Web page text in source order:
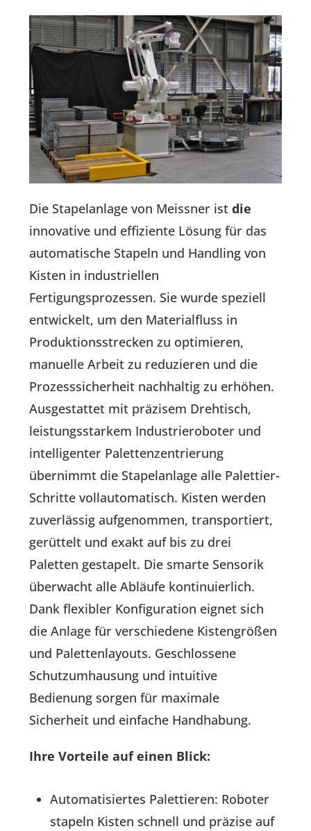
Die Stapelanlage von Meissner istdie
innovative und effiziente Lösung für das
automatische Stapeln und Handling von
Kisten in industriellen
Fertigungsprozessen. Sie wurde speziell
entwickelt, um den Materialfluss in
Produktionsstrecken zu optimieren,
manuelle Arbeit zu reduzieren und die
Prozesssicherheit nachhaltig zu erhöhen.
Ausgestattet mit präzisem Drehtisch,
leistungsstarkem Industrieroboter und
intelligenter Palettenzentrierung
übernimmt die Stapelanlage alle Palettier-
Schritte vollautomatisch. Kisten werden
zuverlässig aufgenommen, transportiert,
gerüttelt und exakt auf bis zu drei
Paletten gestapelt. Die smarte Sensorik
überwacht alle Abläufe kontinuierlich.
Dank flexibler Konfiguration eignet sich
die Anlage für verschiedene Kistengrößen
und Palettenlayouts. Geschlossene
Schutzumhausung und intuitive
Bedienung sorgen für maximale
Sicherheit und einfache Handhabung.
Ihre Vorteile auf einen Blick:
Automatisiertes Palettieren: Roboter
stapeln Kisten schnell und präzise auf